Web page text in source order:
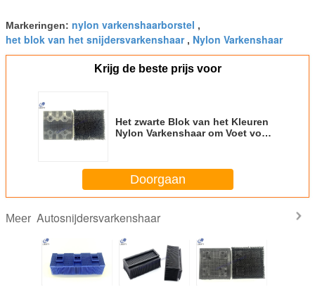
Markeringen: nylon varkenshaarborstel ,
het blok van het snijdersvarkenshaar, Nylon Varkenshaar
Krijg de beste prijs voor
Het zwarte Blok van het Kleuren
Nylon Varkenshaar om Voet voor
Doorgaan
Meer Autosnijdersvarkenshaar